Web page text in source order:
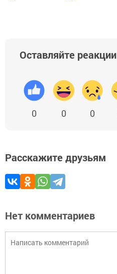
Оставляйте реакции
0 0 0
Расскажите друзьям
Нет комментариев